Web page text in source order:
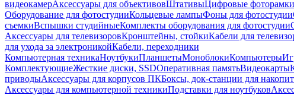
видеокамерАксессуары для объективовШтативыЦифровые фоторамки
Оборудование для фотостудииКольцевые лампыФоны для фотостудии
съемкиВспышки студийныеКомплекты оборудования для фотостудии
Аксессуары для телевизоровКронштейны, стойкиКабели для
для ухода за электроникойКабели, переходники
Компьютерная техникаНоутбукиПланшетыМоноблокиКомпьютеры
КомплектующиеЖесткие диски, SSDОперативная памятьВидеокарты
приводыАксессуары для корпусов ПКБоксы, док-станции для
Аксессуары для компьютерной техникиПодставки для ноутбуков